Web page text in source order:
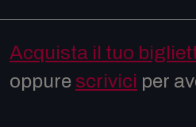
Acquista il tuo
oppure scrivici per